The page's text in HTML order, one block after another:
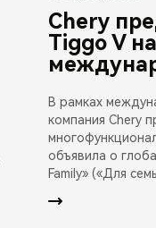
Chery
Tiggo V
В рамках
компания Chery
объявила о
Family» («Для